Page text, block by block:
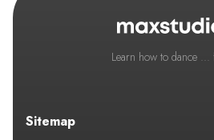
Learn how to dance
Sitemap